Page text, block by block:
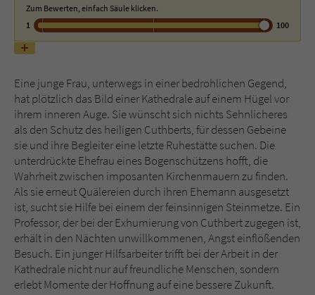
Zum Bewerten, einfach Säule klicken.
1
100
Eine junge Frau, unterwegs in einer bedrohlichen Gegend,
hat plötzlich das Bild einer Kathedrale auf einem Hügel vor
ihrem inneren Auge. Sie wünscht sich nichts Sehnlicheres
als den Schutz des heiligen Cuthberts, für dessen Gebeine
sie und ihre Begleiter eine letzte Ruhestätte suchen. Die
unterdrückte Ehefrau eines Bogenschützens hofft, die
Wahrheit zwischen imposanten Kirchenmauern zu finden.
Als sie erneut Quälereien durch ihren Ehemann ausgesetzt
ist, sucht sie Hilfe bei einem der feinsinnigen Steinmetze. Ein
Professor, der bei der Exhumierung von Cuthbert zugegen ist,
erhält in den Nächten unwillkommenen, Angst einflößenden
Besuch. Ein junger Hilfsarbeiter trifft bei der Arbeit in der
Kathedrale nicht nur auf freundliche Menschen, sondern
erlebt Momente der Hoffnung auf eine bessere Zukunft.
Name tx_pwcomments_ahash
Laufzeit 1 Jahr
Zweck Cookie für Kommentare einzelner Buchtitel
Name fe_typo_user
Anbieter Literatur-Couch Medien GmbH & Co. KG
Laufzeit Session
Dieses Cookie gewährleistet die
Kommunikation der Webseite mit dem